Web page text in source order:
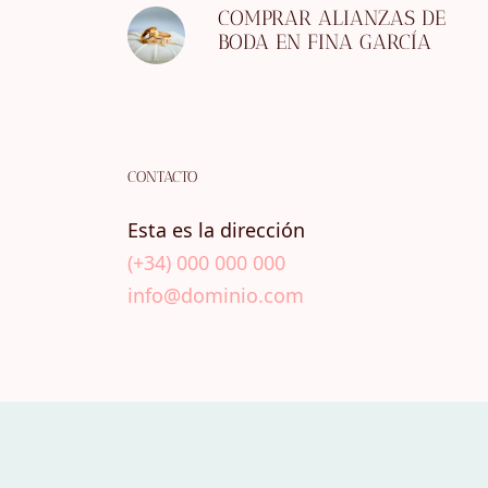
COMPRAR ALIANZAS DE
BODA EN FINA GARCÍA
CONTACTO
Esta es la dirección
(+34) 000 000 000
info@dominio.com